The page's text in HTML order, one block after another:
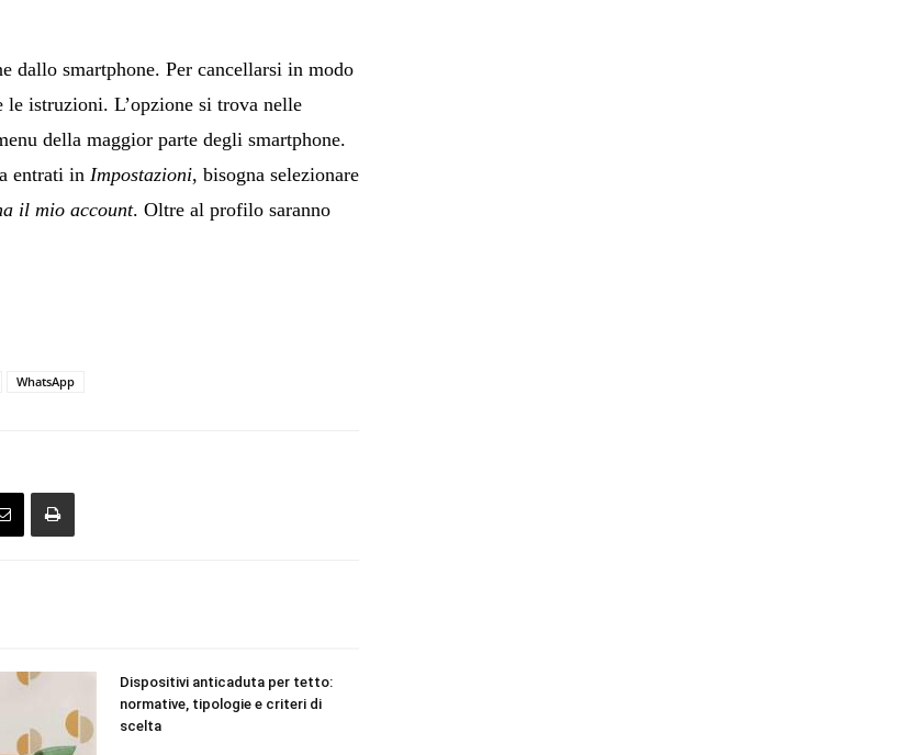
dallo smartphone. Per cancellarsi in modo
le istruzioni. L’opzione si trova nelle
della maggior parte degli smartphone.
entrati in Impostazioni, bisogna selezionare
il mio account. Oltre al profilo saranno
WhatsApp
Dispositivi anticaduta per tetto:
normative, tipologie e criteri di
scelta